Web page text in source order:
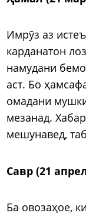
Имрӯз аз
карданатон
намудани
аст. Бо
омадани
мезанад.
мешунавед,
Савр (21
Ба овозаҳое,